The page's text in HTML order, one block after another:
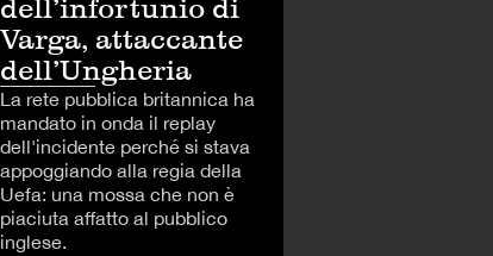
dell’infortunio di
Varga, attaccante
dell’Ungheria
La rete pubblica britannica ha
mandato in onda il replay
dell'incidente perché si stava
appoggiando alla regia della
Uefa: una mossa che non è
piaciuta affatto al pubblico
inglese.